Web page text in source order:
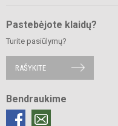
Pastebėjote klaidų?
Turite pasiūlymų?
RAŠYKITE
Bendraukime